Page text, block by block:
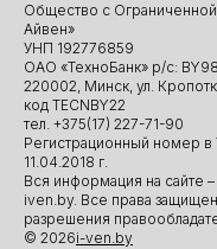
Общество с
Айвен»
УНП 192776859
ОАО «ТехноБанк» р/с:
220002, Минск, ул.
код TECNBY22
тел. +375(17) 227-71-90
Регистрационный номер
11.04.2018 г.
Вся информация на сайте
iven.by. Все права
разрешения
© 2026i-ven.by